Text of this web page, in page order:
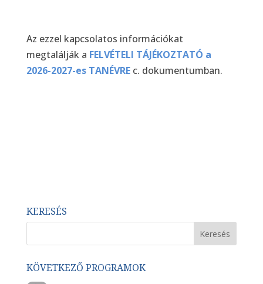
Az ezzel kapcsolatos információkat
megtalálják a FELVÉTELI TÁJÉKOZTATÓ a
2026-2027-es TANÉVREc. dokumentumban.
KERESÉS
KÖVETKEZŐ PROGRAMOK